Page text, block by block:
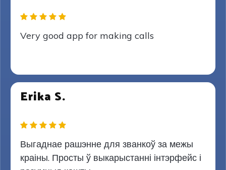
Very good app for making calls
Erika S.
Выгаднае рашэнне для званкоў за межы
краіны. Просты ў выкарыстанні інтэрфейс і